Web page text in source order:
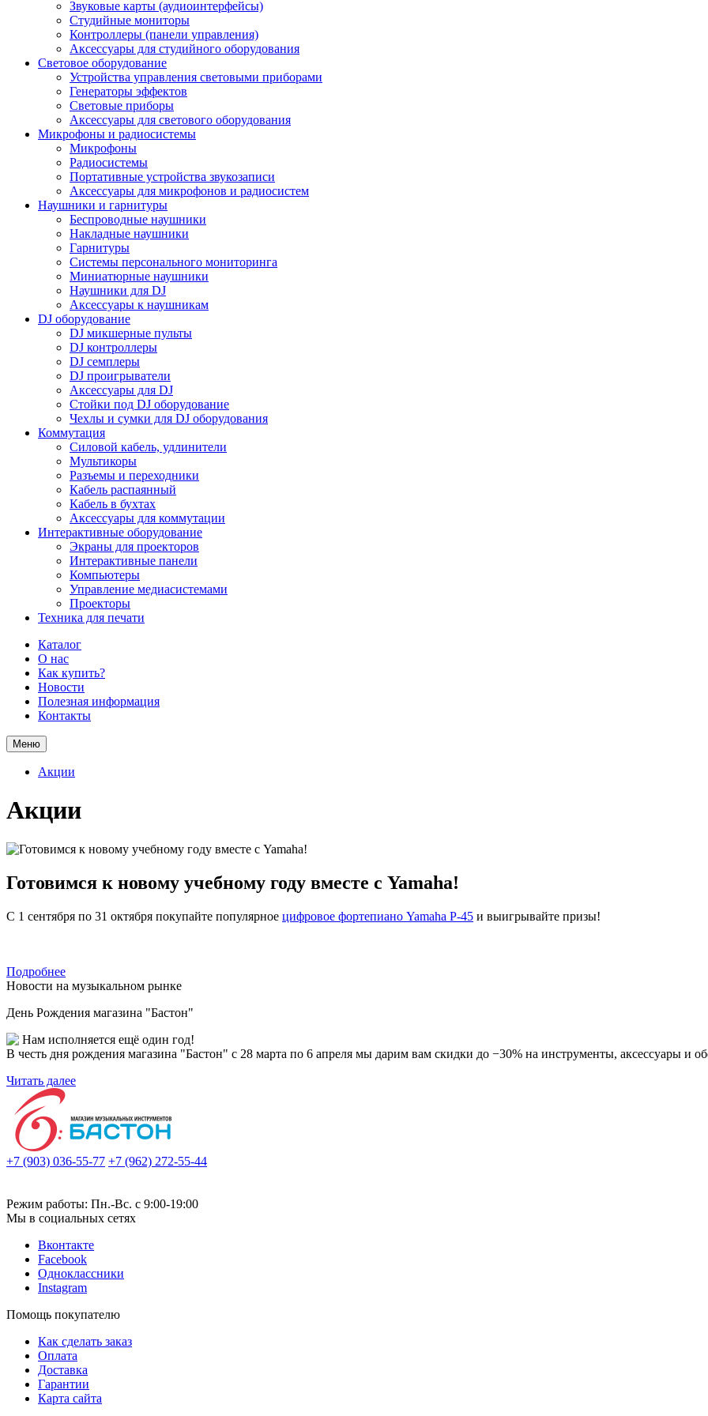
Звуковые карты (аудиоинтерфейсы)
Студийные мониторы
Контроллеры (панели управления)
Аксессуары для студийного оборудования
Световое оборудование
Устройства управления световыми приборами
Генераторы эффектов
Световые приборы
Аксессуары для светового оборудования
Микрофоны и радиосистемы
Микрофоны
Радиосистемы
Портативные устройства звукозаписи
Аксессуары для микрофонов и радиосистем
Наушники и гарнитуры
Беспроводные наушники
Накладные наушники
Гарнитуры
Системы персонального мониторинга
Миниатюрные наушники
Наушники для DJ
Аксессуары к наушникам
DJ оборудование
DJ микшерные пульты
DJ контроллеры
DJ семплеры
DJ проигрыватели
Аксессуары для DJ
Стойки под DJ оборудование
Чехлы и сумки для DJ оборудования
Коммутация
Силовой кабель, удлинители
Мультикоры
Разъемы и переходники
Кабель распаянный
Кабель в бухтах
Аксессуары для коммутации
Интерактивные оборудование
Экраны для проекторов
Интерактивные панели
Компьютеры
Управление медиасистемами
Проекторы
Техника для печати
Каталог
О нас
Как купить?
Новости
Полезная информация
Контакты
Меню
Акции
Акции
Готовимся к новому учебному году вместе с Yamaha!
С 1 сентября по 31 октября покупайте популярное цифровое фортепиано Yamaha P-45 и выигрывайте призы!
Подробнее
Новости на музыкальном рынке
День Рождения магазина "Бастон"
Нам исполняется ещё один год!
В честь дня рождения магазина "Бастон" с 28 марта по 6 апреля мы дарим вам скидки до −30% на инструменты, аксессуары и
Читать далее
+7 (903) 036-55-77 +7 (962) 272-55-44
Режим работы: Пн.-Вс. с 9:00-19:00
Мы в социальных сетях
Вконтакте
Facebook
Одноклассники
Instagram
Помощь покупателю
Как сделать заказ
Оплата
Доставка
Гарантии
Карта сайта